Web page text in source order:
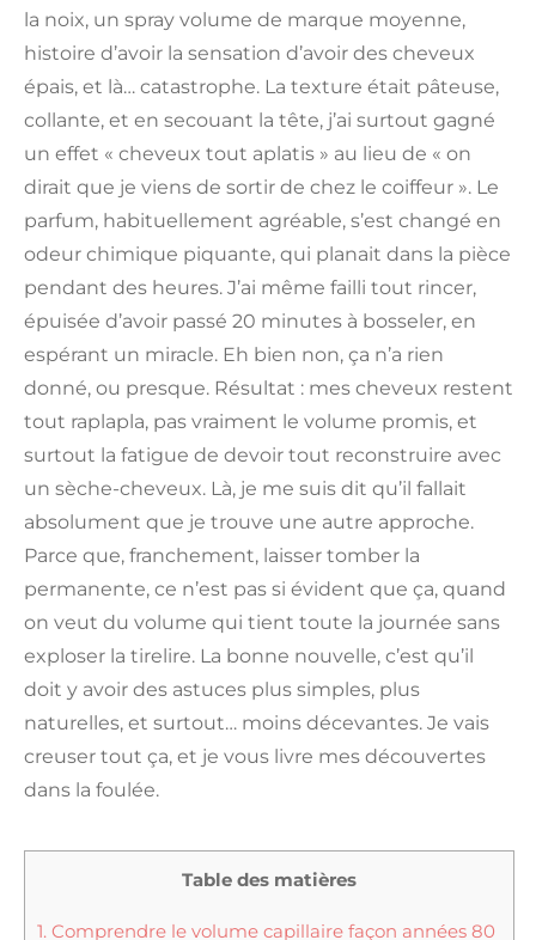
la noix, un spray volume de marque moyenne,
histoire d’avoir la sensation d’avoir des cheveux
épais, et là… catastrophe. La texture était pâteuse,
collante, et en secouant la tête, j’ai surtout gagné
un effet « cheveux tout aplatis » au lieu de « on
dirait que je viens de sortir de chez le coiffeur ». Le
parfum, habituellement agréable, s’est changé en
odeur chimique piquante, qui planait dans la pièce
pendant des heures. J’ai même failli tout rincer,
épuisée d’avoir passé 20 minutes à bosseler, en
espérant un miracle. Eh bien non, ça n’a rien
donné, ou presque. Résultat : mes cheveux restent
tout raplapla, pas vraiment le volume promis, et
surtout la fatigue de devoir tout reconstruire avec
un sèche-cheveux. Là, je me suis dit qu’il fallait
absolument que je trouve une autre approche.
Parce que, franchement, laisser tomber la
permanente, ce n’est pas si évident que ça, quand
on veut du volume qui tient toute la journée sans
exploser la tirelire. La bonne nouvelle, c’est qu’il
doit y avoir des astuces plus simples, plus
naturelles, et surtout… moins décevantes. Je vais
creuser tout ça, et je vous livre mes découvertes
dans la foulée.
Table des matières
1. Comprendre le volume capillaire façon années 80